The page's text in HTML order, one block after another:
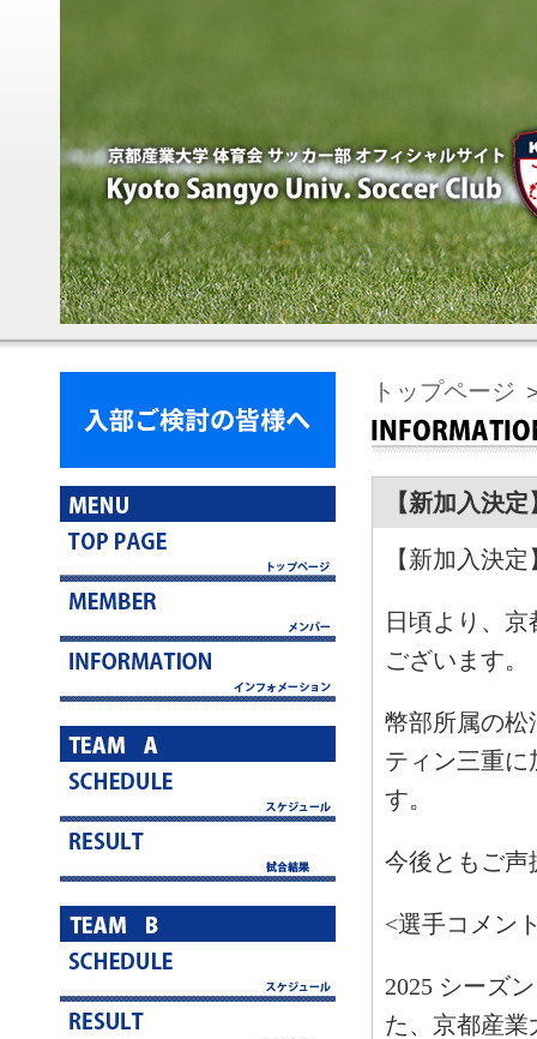
トップページ
【新加入決定
【新加入決定
日頃より、
ございます。
幣部所属の松
ティン三重
す。
今後ともご声
<選手コメン
2025 シーズ
た、京都産